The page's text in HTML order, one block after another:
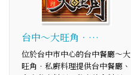
台中～大旺角．…
位於台中市中心的台中餐廳～大
旺角．私廚料理提供台中餐廳、